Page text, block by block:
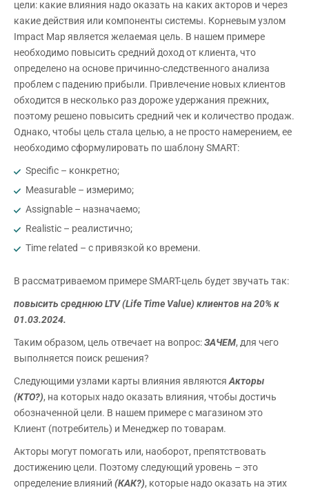
цели: какие влияния надо оказать на каких акторов и через
какие действия или компоненты системы. Корневым узлом
Impact Map является желаемая цель. В нашем примере
необходимо повысить средний доход от клиента, что
определено на основе причинно-следственного анализа
проблем с падению прибыли. Привлечение новых клиентов
обходится в несколько раз дороже удержания прежних,
поэтому решено повысить средний чек и количество продаж.
Однако, чтобы цель стала целью, а не просто намерением, ее
необходимо сформулировать по шаблону SMART:
Specific – конкретно;
Measurable – измеримо;
Assignable – назначаемо;
Realistic – реалистично;
Time related – с привязкой ко времени.
В рассматриваемом примере SMART-цель будет звучать так:
повысить среднююLTV(Life Time Value) клиентов на 20% к
01.03.2024.
Таким образом, цель отвечает на вопрос:ЗАЧЕМ, для чего
выполняется поиск решения?
Следующими узлами карты влияния являютсяАкторы
(КТО?), на которых надо оказать влияния, чтобы достичь
обозначенной цели. В нашем примере с магазином это
Клиент (потребитель) и Менеджер по товарам.
Акторы могут помогать или, наоборот, препятствовать
достижению цели. Поэтому следующий уровень – это
определение влияний (КАК?), которые надо оказать на этих